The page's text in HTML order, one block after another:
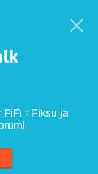
FiFi - Fiksu ja